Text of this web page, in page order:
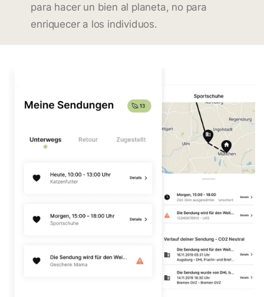
para hacer un bien al planeta, no para
enriquecer a los individuos.